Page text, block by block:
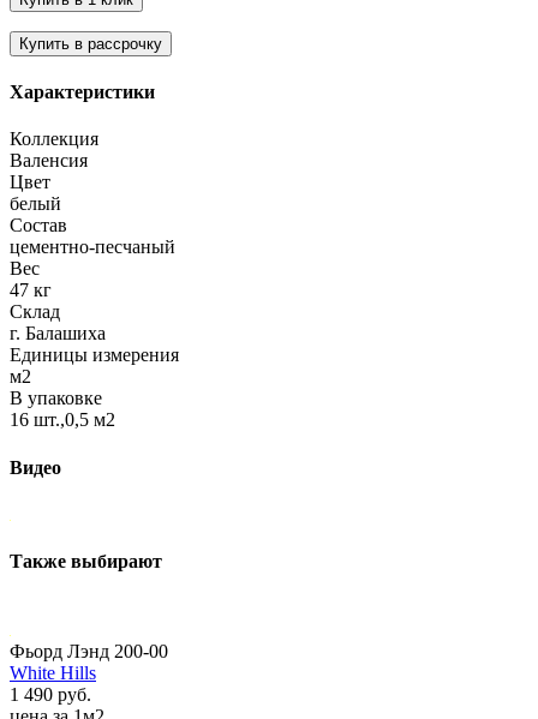
Характеристики
Коллекция
Валенсия
Цвет
белый
Состав
цементно-песчаный
Вес
47 кг
Склад
г. Балашиха
Единицы измерения
м2
В упаковке
16 шт.,0,5 м2
Видео
Также выбирают
Фьорд Лэнд 200-00
White Hills
1 490 руб.